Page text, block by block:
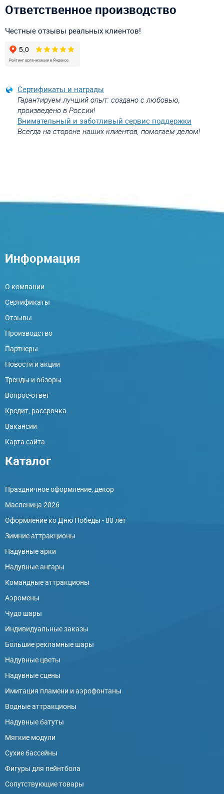
Ответственное производство
Честные отзывы реальных клиентов!
Сертификаты и награды
Гарантируем лучший опыт: создано с любовью,
произведено в России!
Внимательный и заботливый сервис поддержки
Всегда на стороне наших клиентов, помогаем делом!
Информация
О компании
Сертификаты
Отзывы
Производство
Партнеры
Новости и акции
Тренды и обзоры
Вопрос-ответ
Кредит, рассрочка
Вакансии
Карта сайта
Каталог
Праздничное оформление, декор
Масленица 2026
Оформление ко Дню Победы - 80 лет
Зимние аттракционы
Надувные арки
Надувные ангары
Командные аттракционы
Аэромены
Чудо шары
Индивидуальные заказы
Большие рекламные шары
Надувные цветы
Надувные сцены
Имитация пламени и аэрофонтаны
Водные аттракционы
Надувные батуты
Мягкие модули
Сухие бассейны
Фигуры для пейнтбола
Сопутствующие товары